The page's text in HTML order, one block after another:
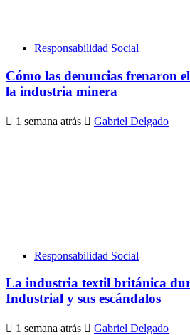
Responsabilidad Social
Cómo las denuncias frenaron
la industria minera
1 semana atrás Gabriel Delgado
Responsabilidad Social
La industria textil británica
Industrial y sus escándalos
1 semana atrás Gabriel Delgado